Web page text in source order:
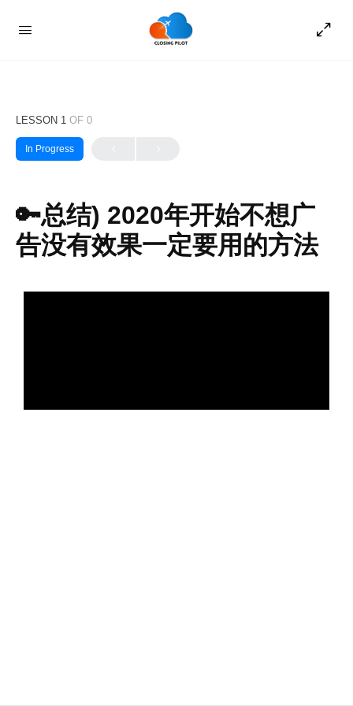
LESSON 1 OF 0
In Progress
🔑总结) 2020年开始不想广
告没有效果一定要用的方法